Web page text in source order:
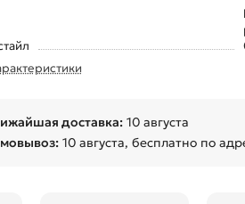
доставка: 10 августа
10 августа, бесплатно по